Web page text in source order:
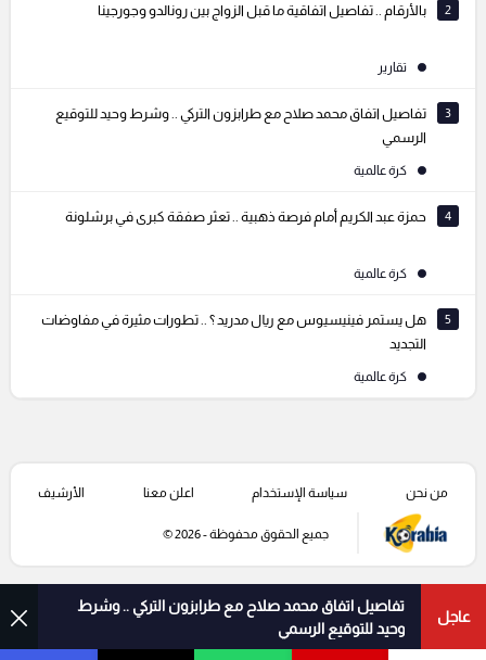
2 بالأرقام .. تفاصيل اتفاقية ما قبل الزواج بين رونالدو وجورجينا
تقارير
3
تفاصيل اتفاق محمد صلاح مع طرابزون التركي .. وشرط وحيد للتوقيع
الرسمي
كرة عالمية
4 حمزة عبد الكريم أمام فرصة ذهبية .. تعثر صفقة كبرى في برشلونة
كرة عالمية
5
هل يستمر فينيسيوس مع ريال مدريد ؟ .. تطورات مثيرة في مفاوضات
التجديد
كرة عالمية
عاجل
تفاصيل اتفاق محمد صلاح مع طرابزون التركي .. وشرط
وحيد للتوقيع الرسمي
من نحن سياسة الإستخدام اعلن معنا الأرشيف
جميع الحقوق محفوظة - 2026 ©